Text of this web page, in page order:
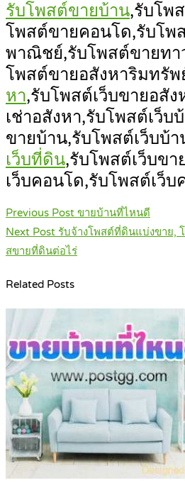
รับโพสต์ขายบ้าน,รับโพ
โพสต์ขายคอนโด,รับโพ
พาณิชย์,รับโพสต์ขายทา
โพสต์ขายอสังหาริมทรัพ
หา,รับโพสต์เว็บขายอสัง
เช่าอสังหา,รับโพสต์เว็บ
ขายบ้าน,รับโพสต์เว็บบ้า
เว็บที่ดิน,รับโพสต์เว็บข
เว็บคอนโด,รับโพสต์เว็
Post
navigation
Previous Post ขายบ้านที่ไหนดี
Next Post รับจ้างโพสต์ที่ดินแบ่งขาย,
สขายที่ดินต่อไร่
Related Posts